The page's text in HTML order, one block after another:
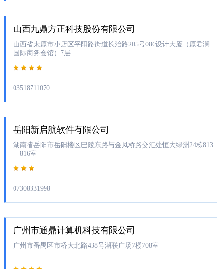
山西九鼎方正科技股份有限公司
山西省太原市小店区平阳路街道长治路205号086设计大厦（原君澜
国际商务会馆）7层
03518711070
岳阳新启航软件有限公司
湖南省岳阳市岳阳楼区巴陵东路与金凤桥路交汇处恒大绿洲24栋813
—816室
07308331998
广州市通鼎计算机科技有限公司
广州市番禺区市桥大北路438号潮联广场7楼708室